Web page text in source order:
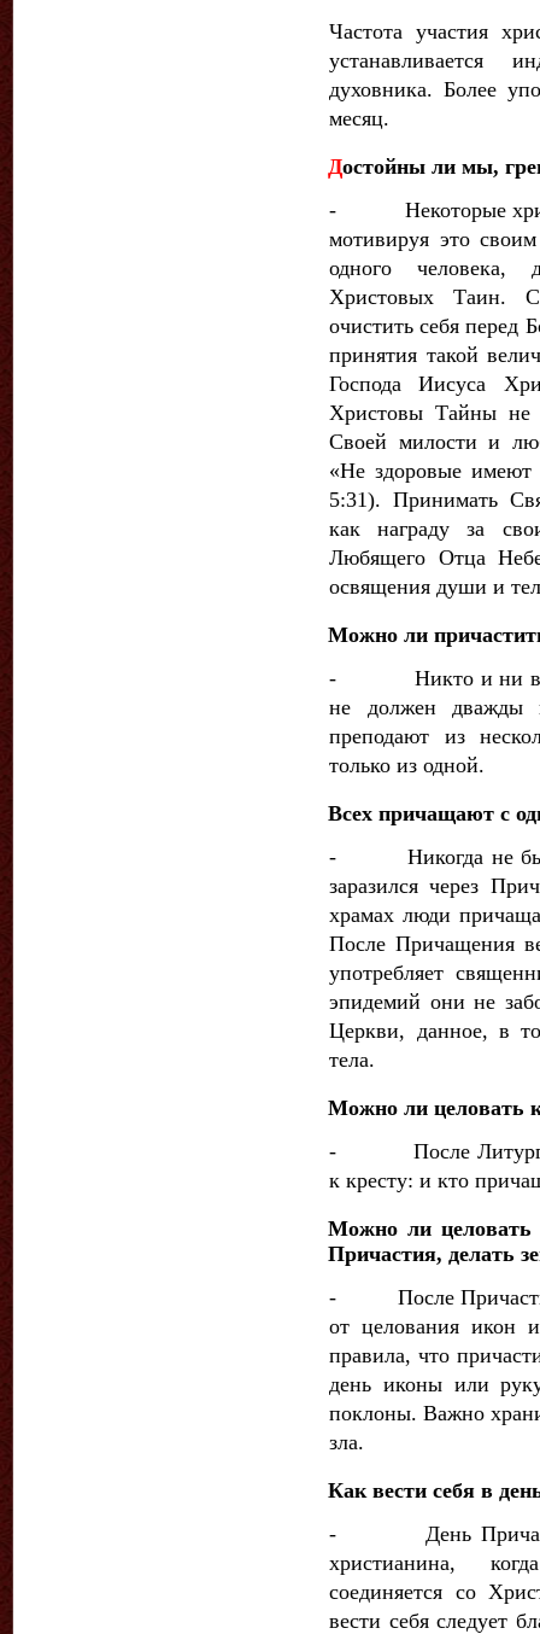
Частота участия
устанав­ливается
духовника. Более
месяц.
Достойны ли мы,
- Некоторые
мотивируя это
одного человека,
Христовых Таин.
очистить себя перед
принятия такой
Господа Иисуса
Христовы Тайны не
Своей милости и
«Не здоровые
5:31). Принимать
как награду за
Любящего Отца
освящения души и
Можно ли
- Никто и ни в
не должен дважды
преподают из
только из одной.
Всех причащают с
- Никогда не было
заразился че­рез
храмах люди
После Причащения
употребляет
эпи­демий они не
Церкви, данное, в
тела.
Можно ли целовать
- После Литургии
к кресту: и кто
Можно ли целовать
Причастия, делать
- После Причастия
от целова­ния икон
правила, что
день иконы или
поклоны. Важно
зла.
Как вести себя в
- День
христианина,
соединяется со
вести себя следует